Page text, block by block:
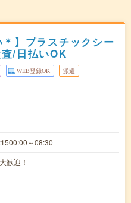
＊】プラスチックシー
/日払いOK
WEB登録OK 派遣
～08:30
歓迎！